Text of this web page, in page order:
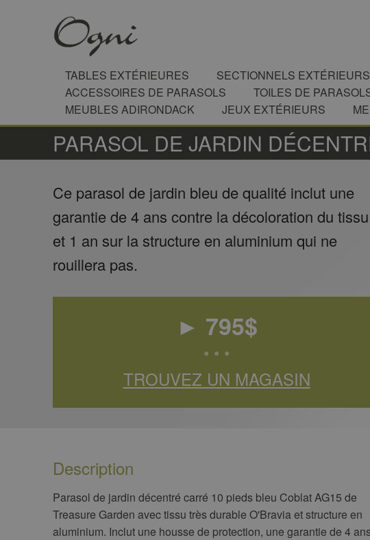
TABLES EXTÉRIEURES SECTIONNELS EXTÉRIEURS
ACCESSOIRES DE PARASOLS
TOILES DE
MEUBLES ADIRONDACK
JEUX EXTÉRIEURS
PARASOL DE JARDIN
Ce parasol de jardin bleu de qualité inclut une
garantie de 4 ans contre la décoloration du tissu
et 1 an sur la structure en aluminium qui ne
rouillera pas.
► 795$
• • •
TROUVEZ UN MAGASIN
Description
Parasol de jardin décentré carré 10 pieds bleu Coblat AG15 de
Treasure Garden avec tissu très durable O'Bravia et structure en
aluminium. Inclut une housse de protection, une garantie de 4